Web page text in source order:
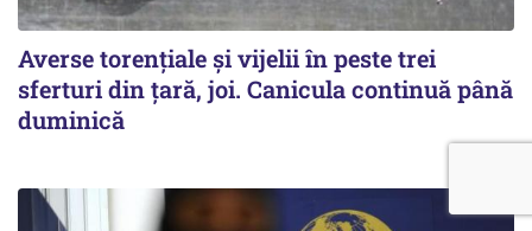
Averse torențiale și vijelii în peste trei
sferturi din țară, joi. Canicula continuă până
duminică